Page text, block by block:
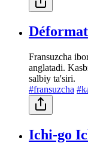
Fransuzcha
anglatadi.
salbiy ta'siri.
#fransuzcha
Ichi-go